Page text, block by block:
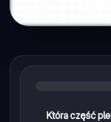
Która część